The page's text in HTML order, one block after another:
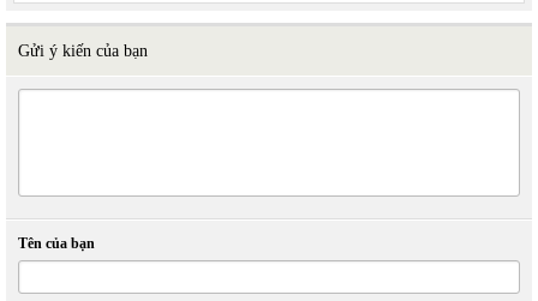
Gửi ý kiến của bạn
Tên của bạn